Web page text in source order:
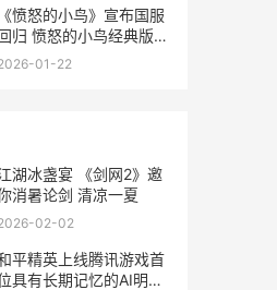
《愤怒的小鸟》宣布国服
归 愤怒的小鸟经典版老
01-22
湖冰盏宴 《剑网2》邀
消暑论剑 清凉一夏
02-02
平精英上线腾讯游戏首
具有长期记忆的AI明星